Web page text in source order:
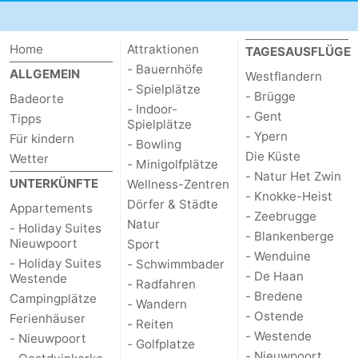
Ypern
Die
Küste
-
Natur
Het
Zwin
-
Knokke-
Heist
-
Zeebrugge
-
Blankenberge
-
Wenduine
-
De
-
Bredene
Home
ALLGEMEIN
Badeorte
Tipps
Für kindern
Wetter
UNTERKÜNFTE
Appartements
- Holiday Suites
Nieuwpoort
- Holiday Suites
Westende
Campingplätze
Ferienhäuser
- Nieuwpoort
Attraktionen
- Bauernhöfe
- Spielplätze
- Indoor-
Spielplätze
- Bowling
- Minigolfplätze
Wellness-Zentren
Dörfer & Städte
Natur
Sport
- Schwimmbader
- Radfahren
- Wandern
- Reiten
- Golfplatze
TAGESAUSFLÜGE
Westflandern
- Brügge
- Gent
- Ypern
Die Küste
- Natur Het Zwin
- Knokke-Heist
- Zeebrugge
- Blankenberge
- Wenduine
- De Haan
- Bredene
- Ostende
- Westende